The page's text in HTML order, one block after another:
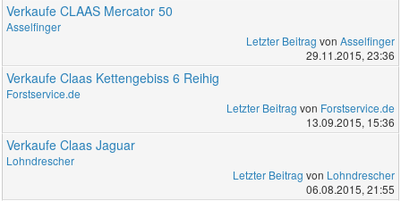
Verkaufe CLAAS Mercator 50
Asselfinger
Letzter Beitrag von Asselfinger
29.11.2015, 23:36
Verkaufe Claas Kettengebiss 6 Reihig
Forstservice.de
Letzter Beitrag von Forstservice.de
13.09.2015, 15:36
Verkaufe Claas Jaguar
Lohndrescher
Letzter Beitrag von Lohndrescher
06.08.2015, 21:55